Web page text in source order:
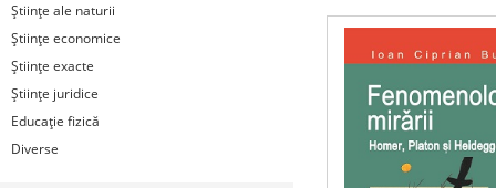
Ştiinţe ale naturii
Ştiinţe economice
Ştiinţe exacte
Ştiinţe juridice
Educaţie fizică
Diverse